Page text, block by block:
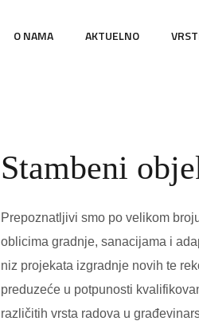
O NAMA AKTUELNO
Stambeni
Prepoznatljivi smo po velikom
oblicima gradnje, sanacijama i
niz projekata izgradnje novih te
preduzeće u potpunosti
različitih vrsta radova u